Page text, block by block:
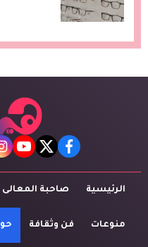
facebook
twitter
الرئيسية صاحبة المعالى
منوعات فن وثقافة